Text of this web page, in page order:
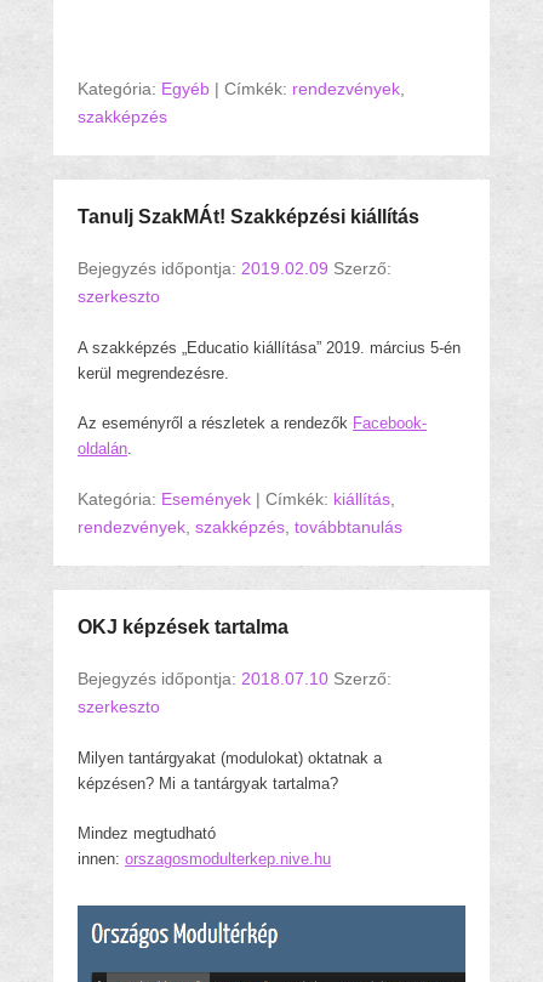
Kategória: Egyéb | Címkék: rendezvények
szakképzés
Tanulj SzakMÁt! Szakképzési kiállítás
Bejegyzés időpontja: 2019.02.09 Szerző:
szerkeszto
A szakképzés „Educatio kiállítása” 2019. március 5-én
kerül megrendezésre.
Az eseményről a részletek a rendezők Facebook-
oldalán
Kategória: Események | Címkék: kiállítás
rendezvények szakképzés továbbtanulás
OKJ képzések tartalma
Bejegyzés időpontja: 2018.07.10 Szerző:
szerkeszto
Milyen tantárgyakat (modulokat) oktatnak a
képzésen? Mi a tantárgyak tartalma?
Mindez megtudható
innen: orszagosmodulterkep.nive.hu